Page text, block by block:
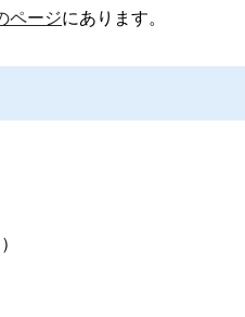
ページにあります。